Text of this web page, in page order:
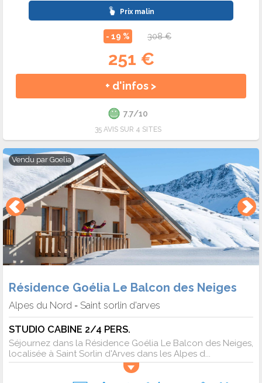
Prix malin
- 19 % 308 €
251 €
+ d'infos >
7.7/10
35 AVIS SUR 4 SITES
Vendu par Goelia
Résidence Goélia Le Balcon des Neiges
Alpes du Nord - Saint sorlin d'arves
STUDIO CABINE 2/4 PERS.
Séjournez dans la Résidence Goélia Le Balcon des Neiges,
localisée à Saint Sorlin d'Arves dans les Alpes d...